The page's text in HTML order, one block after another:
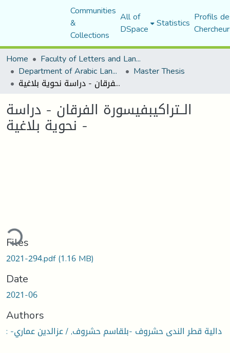
Communities
&
Collections
All of
DSpace Statistics Profils
Home
Faculty of Letters and Languages
Department of Arabic Language and Literature Master Thesis
الــتراكيبفيسورة الفرقان - دراسة نحوية بلاغية -
الــتراكيبفيسورة الفرقان - دراسة
نحوية بلاغية -
Files
2021-294.pdf(1.16 MB)
Date
2021-06
Authors
: -دالية قطر الندى حشروف -بلقاسم حشروف, / عزالدين عماري